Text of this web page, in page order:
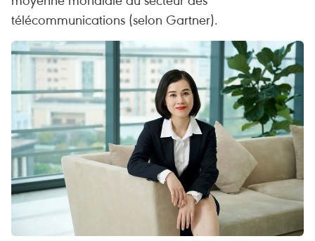
télécommunications (selon Gartner).